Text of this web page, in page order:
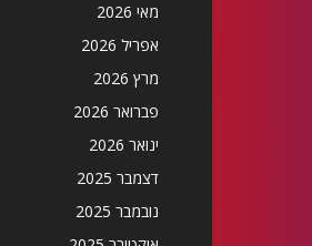
מאי 2026
אפריל 2026
מרץ 2026
פברואר 2026
ינואר 2026
דצמבר 2025
נובמבר 2025